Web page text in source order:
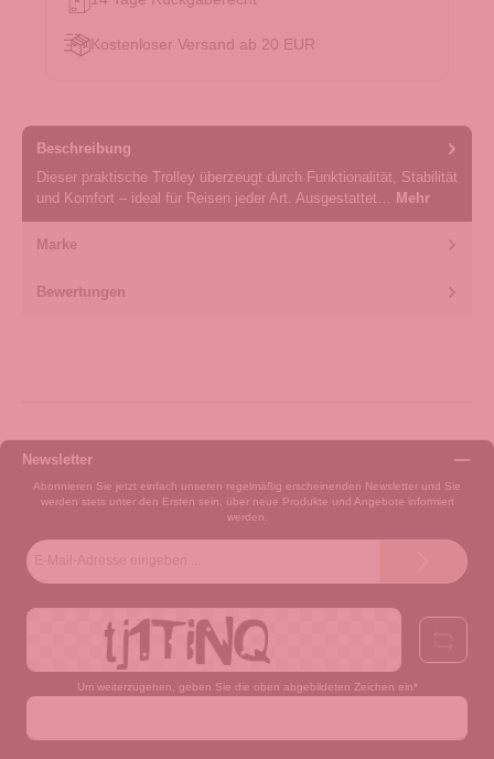
Kostenloser Versand ab 20 EUR
Beschreibung
Dieser praktische Trolley überzeugt durch Funktionalität, Stabilität
und Komfort – ideal für Reisen jeder Art. Ausgestattet…
Mehr
Marke
Bewertungen
Newsletter
Abonnieren Sie jetzt einfach unseren regelmäßig erscheinenden Newsletter und Sie
werden stets unter den Ersten sein, über neue Produkte und Angebote informiert
werden.
Um weiterzugehen, geben Sie die oben abgebildeten Zeichen ein*